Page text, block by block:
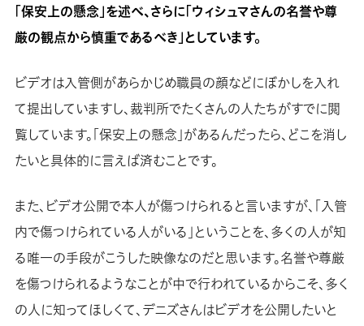
「保安上の懸念」を述べ、さらに「ウィシュマさんの名誉や尊
厳の観点から慎重であるべき」としています。
ビデオは入管側があらかじめ職員の顔などにぼかしを入れ
て提出していますし、裁判所でたくさんの人たちがすでに閲
覧しています。「保安上の懸念」があるんだったら、どこを消し
たいと具体的に言えば済むことです。
また、ビデオ公開で本人が傷つけられると言いますが、「入管
内で傷つけられている人がいる」ということを、多くの人が知
る唯一の手段がこうした映像なのだと思います。名誉や尊厳
を傷つけられるようなことが中で行われているからこそ、多く
の人に知ってほしくて、デニズさんはビデオを公開したいと